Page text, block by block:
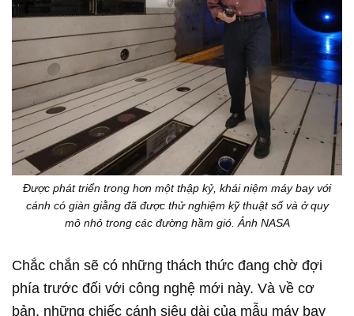
Được phát triển trong hơn một thập kỷ, khái niệm máy bay với
cánh có giàn giằng đã được thử nghiệm kỹ thuật số và ở quy
mô nhỏ trong các đường hầm gió. Ảnh NASA
Chắc chắn sẽ có những thách thức đang chờ đợi
phía trước đối với công nghệ mới này. Và về cơ
bản, những chiếc cánh siêu dài của mẫu máy bay